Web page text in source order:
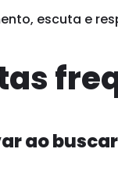
escuta e
ao